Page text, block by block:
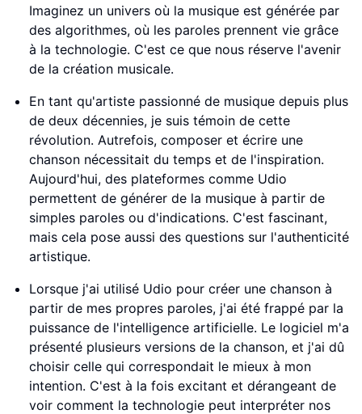
Imaginez un univers où la musique est générée par
des algorithmes, où les paroles prennent vie grâce
à la technologie. C'est ce que nous réserve l'avenir
de la création musicale.
En tant qu'artiste passionné de musique depuis plus
de deux décennies, je suis témoin de cette
révolution. Autrefois, composer et écrire une
chanson nécessitait du temps et de l'inspiration.
Aujourd'hui, des plateformes comme Udio
permettent de générer de la musique à partir de
simples paroles ou d'indications. C'est fascinant,
mais cela pose aussi des questions sur l'authenticité
artistique.
Lorsque j'ai utilisé Udio pour créer une chanson à
partir de mes propres paroles, j'ai été frappé par la
puissance de l'intelligence artificielle. Le logiciel m'a
présenté plusieurs versions de la chanson, et j'ai dû
choisir celle qui correspondait le mieux à mon
intention. C'est à la fois excitant et dérangeant de
voir comment la technologie peut interpréter nos